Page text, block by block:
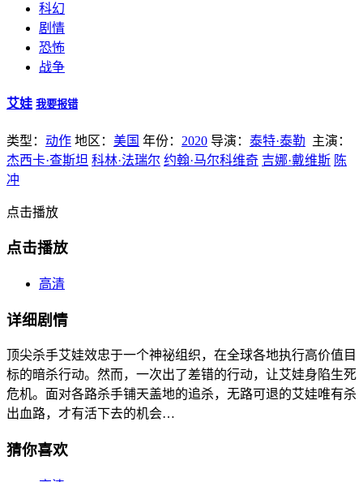
科幻
剧情
恐怖
战争
艾娃 我要报错
类型： 动作 地区： 美国 年份： 2020 导演： 泰特·泰勒 主演：
杰西卡·查斯坦 科林·法瑞尔 约翰·马尔科维奇 吉娜·戴维斯 陈
冲
点击播放
点击播放
高清
详细剧情
顶尖杀手艾娃效忠于一个神祕组织，在全球各地执行高价值目
标的暗杀行动。然而，一次出了差错的行动，让艾娃身陷生死
危机。面对各路杀手铺天盖地的追杀，无路可退的艾娃唯有杀
出血路，才有活下去的机会…
猜你喜欢